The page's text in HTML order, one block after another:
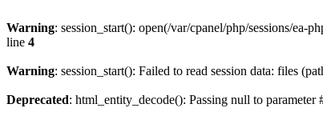
Warning: session_start(): open(/var/cpanel/php/sessions/
line 4
Warning: session_start(): Failed to read session data: files
Deprecated: html_entity_decode(): Passing null to